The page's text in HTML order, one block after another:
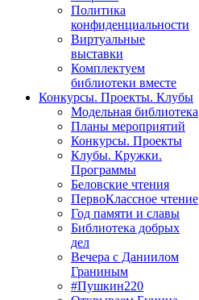
Политика
конфиденциальности
Виртуальные
выставки
Комплектуем
библиотеки вместе
Конкурсы. Проекты. Клубы
Модельная библиотека
Планы мероприятий
Конкурсы. Проекты
Клубы. Кружки.
Программы
Беловские чтения
ПервоКлассное чтение
Год памяти и славы
Библиотека добрых
дел
Вечера с Даниилом
Граниным
#Пушкин220